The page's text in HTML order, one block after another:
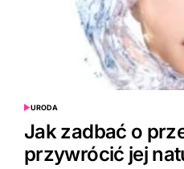
POSTED
URODA
Jak zadbać o
przywrócić jej